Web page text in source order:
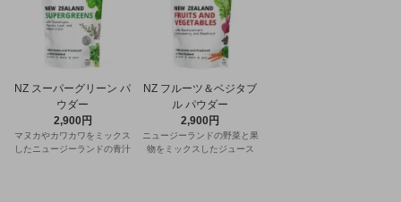
NZ スーパーグリーン パ
ウダー
2,900円
マヌカやカワカワをミックス
したニュージーランドの青汁
NZ フルーツ＆ベジタブ
ル パウダー
2,900円
ニュージーランドの野菜と果
物をミックスしたジュース